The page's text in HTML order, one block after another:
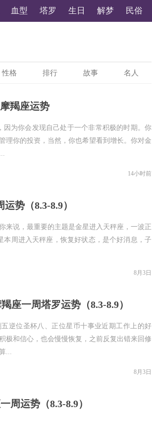
血型 塔罗 生日 解梦 民俗
性格 排行 故事 名人
羯座运势
因为你会发现自己处于一个非常积极的时期。你
理你的投资，当然，你也希望看到增长。你对金
14小时前
势（8.3-8.9）
来说，最重要的主题是金星进入天秤座，一波正
本周进入天秤座，恢复好状态，是个好消息，子
8月3日
座一周塔罗运势（8.3-8.9）
逆位圣杯八、正位星币十事业近期工作上的好
极和信心，也会慢慢恢复，之前反复出错来回修
...
8月3日
周运势（8.3-8.9）